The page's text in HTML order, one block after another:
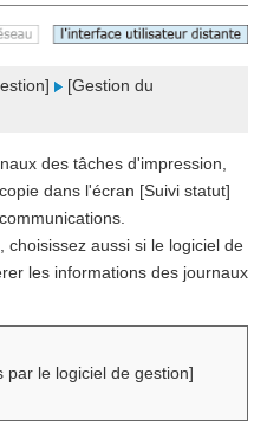
[Gestion du
des tâches d'impression,
dans l'écran [Suivi statut]
choisissez aussi si le logiciel de
les informations des journaux
par le logiciel de gestion]